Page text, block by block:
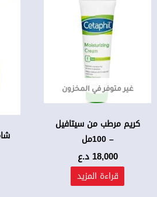
غير متوفر في المخزون
كريم مرطب من سيتافيل
– 100مل
18,000 د.ع
قراءة المزيد